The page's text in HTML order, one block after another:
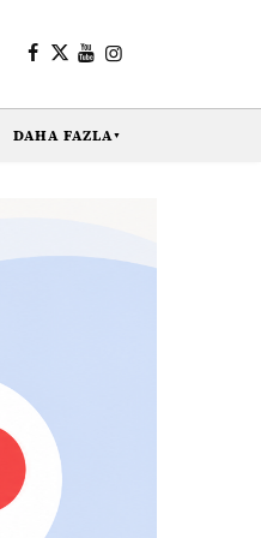
DAHA FAZLA▼